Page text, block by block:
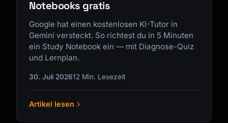
Notebooks gratis
Google hat einen kostenlosen KI-Tutor in
Gemini versteckt. So richtest du in 5 Minuten
ein Study Notebook ein — mit Diagnose-Quiz
und Lernplan.
30. Juli 202612 Min. Lesezeit
Artikel lesen